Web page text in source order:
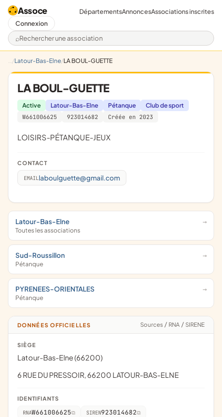
Assoce
Rechercher une association
DépartementsAnnoncesAssociations inscrites
Connexion
Latour-Bas-Elne LA BOUL-GUETTE
LA BOUL-GUETTE
Active Latour-Bas-Elne Pétanque
Club de sport
W661006625
923014682 Créée en 2023
lOISIRS-PÉTANQUE-JEUX
CONTACT
EMAIL laboulguette@gmail.com
Latour-Bas-Elne
Toutes les associations
Sud-Roussillon
Pétanque
PYRENEES-ORIENTALES
Pétanque
DONNÉES OFFICIELLES Sources / RNA / SIRENE
SIÈGE
Latour-Bas-Elne (66200)
6 RUE DU PRESSOIR, 66200 LATOUR-BAS-ELNE
IDENTIFIANTS
RNAW661006625 SIREN923014682